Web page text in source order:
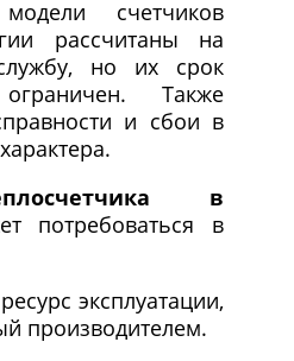
счетчиков
рассчитаны на
но их срок
ограничен. Также
и сбои в
в
потребоваться в
эксплуатации,
производителем.